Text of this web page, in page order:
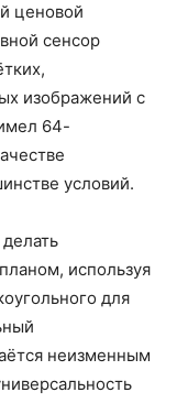
ценовой
сенсор
изображений с
64-
условий.
используя
для
неизменным